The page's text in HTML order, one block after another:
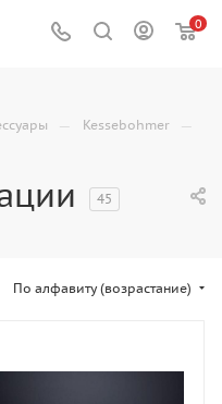
0
— Kessebohmer —
45
По алфавиту (возрастание)